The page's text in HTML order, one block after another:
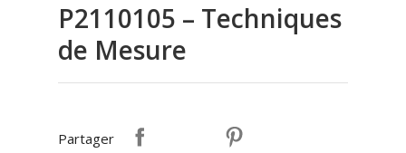
P2110105 – Techniques
de Mesure
Partager